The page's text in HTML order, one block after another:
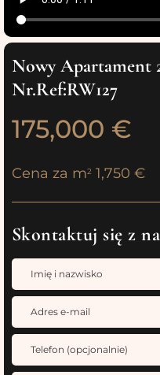
Nowy Apartament
Nr.Ref:RW127
175,000 €
Cena za m2 1,750 €
Skontaktuj się z